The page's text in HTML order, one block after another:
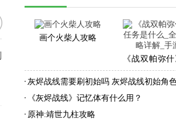
画个火柴人攻略
《战双帕弥
务是什么_全
灰烬战线需要刷初始吗 灰烬战线初始角
《灰烬战线》记忆体有什么用？
原神:靖世九柱攻略